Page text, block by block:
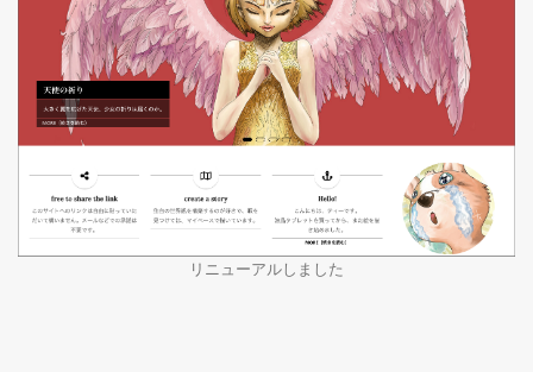
リニューアルしました